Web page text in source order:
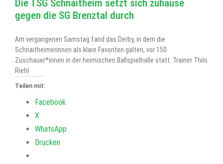
Die TSG Schnaitheim setzt sich zuhause
gegen die SG Brenztal durch
Am vergangenen Samstag fand das Derby, in dem die
Schnaitheimerinnen als klare Favoriten galten, vor 150
Zuschauer*innen in der heimischen Ballspielhalle statt. Trainer Thilo
Riehl
Teilen mit:
Facebook
X
WhatsApp
Drucken